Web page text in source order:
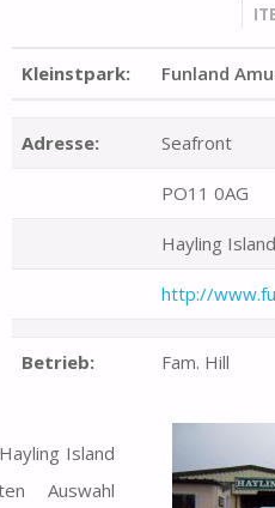
Kleinstpark: Funland
Adresse: Seafront
PO11 0AG
Hayling Island
http://
Betrieb: Fam. Hill
Island
Auswahl